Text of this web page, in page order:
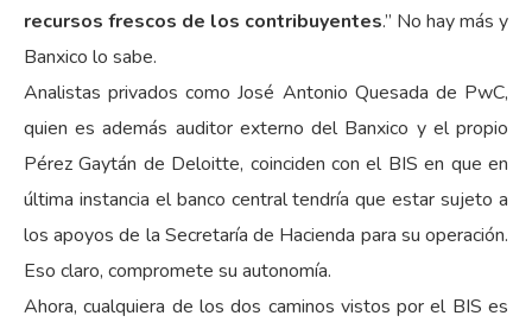
recursos frescos de los contribuyentes.” No hay más y
Banxico lo sabe.
Analistas privados como José Antonio Quesada de PwC,
quien es además auditor externo del Banxico y el propio
Pérez Gaytán de Deloitte, coinciden con el BIS en que en
última instancia el banco central tendría que estar sujeto a
los apoyos de la Secretaría de Hacienda para su operación.
Eso claro, compromete su autonomía.
Ahora, cualquiera de los dos caminos vistos por el BIS es